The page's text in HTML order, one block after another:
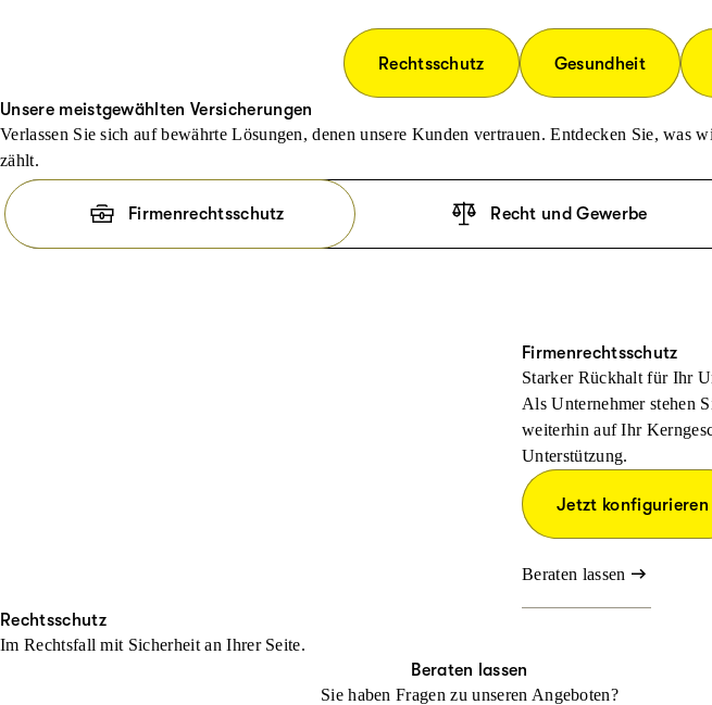
Rechtsschutz Gesundheit
Unsere meistgewählten Versicherungen
Verlassen Sie sich auf bewährte Lösungen, denen unsere Kunden vertrauen. Entdecken Sie, was
zählt.
Firmenrechtsschutz Recht und Gewerbe
Firmenrechtsschutz
Starker Rückhalt für Ihr
Als Unternehmer stehen
weiterhin auf Ihr
Unterstützung.
Jetzt konfigurieren
Beraten lassen
Rechtsschutz
Im Rechtsfall mit Sicher­heit an Ihrer Seite.
Beraten lassen
Sie haben Fragen zu unseren Angeboten?